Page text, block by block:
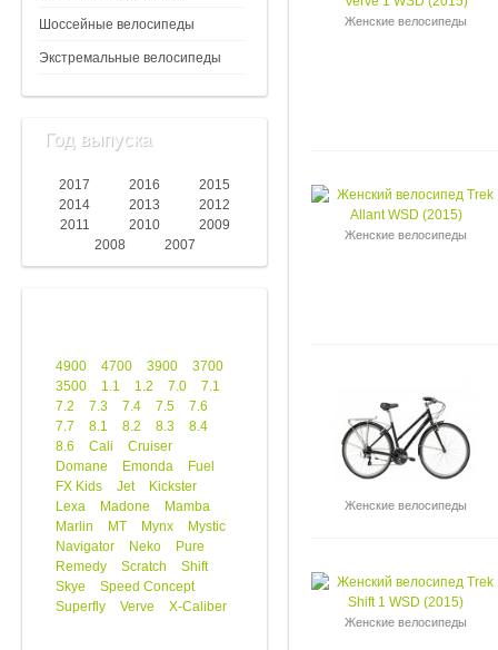
Шоссейные велосипеды
Экстремальные велосипеды
Год выпуска
2017 2016
2015
2014
2013
2012
2011
2010
2009
2008
2007
4900 4700 3900
3700
3500
1.1 1.2 7.0
7.1
7.2
7.3 7.4 7.5
7.6
7.7
8.1 8.2 8.3
8.4
8.6
Cali
Cruiser
Domane
Emonda
Fuel
FX Kids
Jet
Kickster
Lexa
Madone
Mamba
Marlin
MT Mynx
Mystic
Navigator
Neko
Pure
Remedy
Scratch
Shift
Skye
Speed Concept
Superfly
Verve X-Caliber
Женские велосипеды
Женские велосипеды
Женские велосипеды
Женские велосипеды